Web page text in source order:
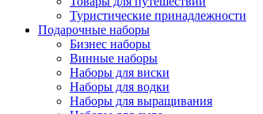
Туристические принадлежности
Подарочные наборы
Бизнес наборы
Винные наборы
Наборы для виски
Наборы для водки
Наборы для выращивания